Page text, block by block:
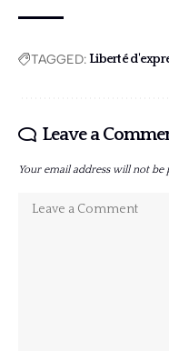
TAGGED:Liberté
Leave a
Your email address will not be